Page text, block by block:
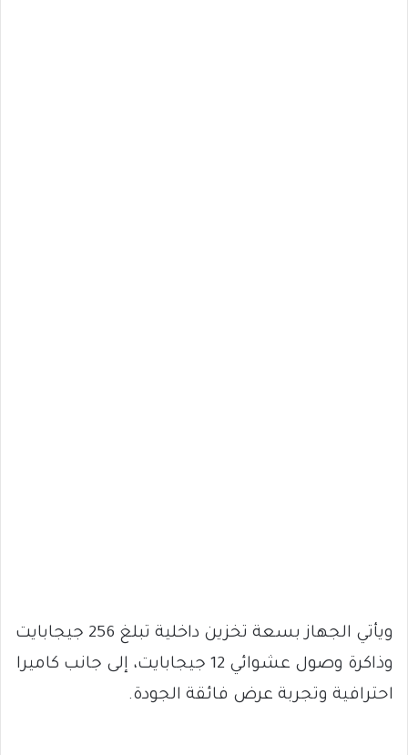
ويأتي الجهاز بسعة تخزين داخلية تبلغ 256 جيجابايت
وذاكرة وصول عشوائي 12 جيجابايت، إلى جانب كاميرا
احترافية وتجربة عرض فائقة الجودة.